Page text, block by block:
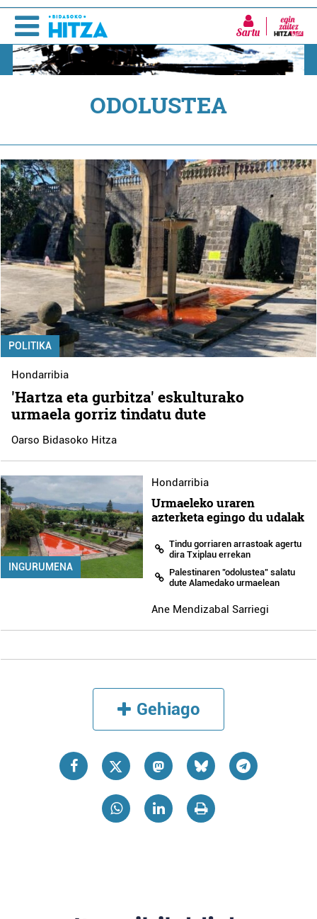
Sartu
ODOLUSTEA
POLITIKA
Hondarribia
'Hartza eta gurbitza' eskulturako
urmaela gorriz tindatu dute
Oarso Bidasoko Hitza
INGURUMENA
Hondarribia
Urmaeleko uraren
azterketa egingo du udalak
Tindu gorriaren arrastoak agertu
dira Txiplau errekan
Palestinaren "odolustea" salatu
dute Alamedako urmaelean
Ane Mendizabal Sarriegi
Gehiago